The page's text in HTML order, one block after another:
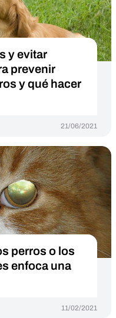
y evitar
prevenir
y qué hacer
21/06/2021
perros o los
enfoca una
11/02/2021